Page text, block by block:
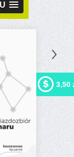
3,50
możesz
naszym
3,50